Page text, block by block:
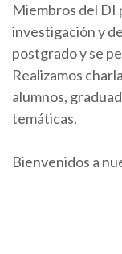
Miembros del DI
investigación y
postgrado y se
Realizamos
alumnos,
temáticas.
Bienvenidos a